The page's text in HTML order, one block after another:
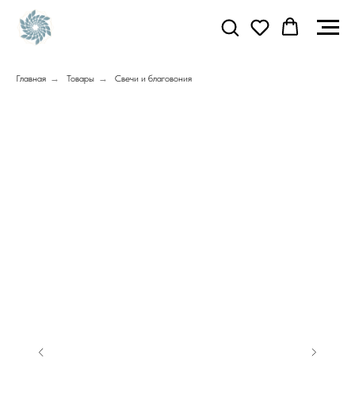
Главная → Товары → Свечи и благовония